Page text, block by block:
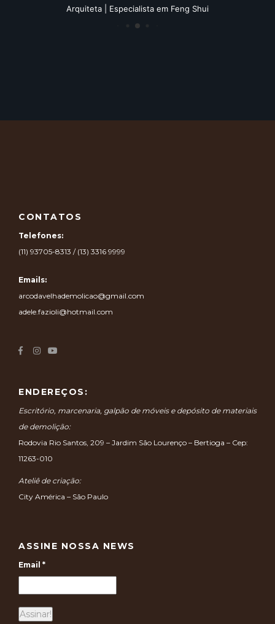
Artista plástico | Paisagista
CONTATOS
Telefones:
(11) 93705-8313 / (13) 3316 9999
Emails:
arcodavelhademolicao@gmail.com
adele.fazioli@hotmail.com
ENDEREÇOS:
Escritório, marcenaria, galpão de móveis e depósito de materiais
de demolição:
Rodovia Rio Santos, 209 – Jardim São Lourenço – Bertioga – Cep:
11263-010
Ateliê de criação:
City América – São Paulo
ASSINE NOSSA NEWS
Email *